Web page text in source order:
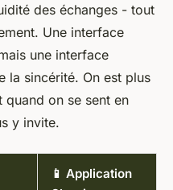
des échanges - tout
Une interface
une interface
la sincérité. On est plus
quand on se sent en
y invite.
📱 Application